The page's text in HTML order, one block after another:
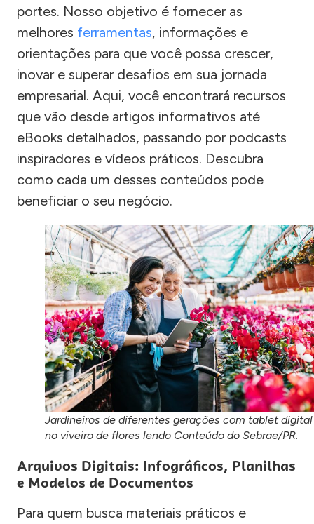
portes. Nosso objetivo é fornecer as
melhores ferramentas, informações e
orientações para que você possa crescer,
inovar e superar desafios em sua jornada
empresarial. Aqui, você encontrará recursos
que vão desde artigos informativos até
eBooks detalhados, passando por podcasts
inspiradores e vídeos práticos. Descubra
como cada um desses conteúdos pode
beneficiar o seu negócio.
Jardineiros de diferentes gerações com tablet digital
no viveiro de flores lendo Conteúdo do Sebrae/PR.
Arquivos Digitais: Infográficos, Planilhas
e Modelos de Documentos
Para quem busca materiais práticos e